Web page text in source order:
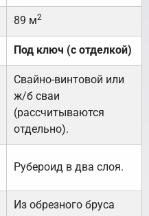
89 м2
Под ключ (с отделкой)
Свайно-винтовой или
ж/б сваи
(рассчитываются
отдельно).
Рубероид в два слоя.
Из обрезного бруса